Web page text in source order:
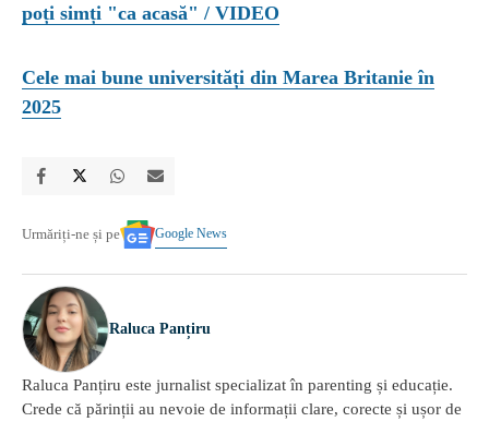
poți simți "ca acasă" / VIDEO
Cele mai bune universități din Marea Britanie în
2025
Urmăriți-ne și pe Google News
Raluca Panțiru
Raluca Panțiru este jurnalist specializat în parenting și educație.
Crede că părinții au nevoie de informații clare, corecte și ușor de